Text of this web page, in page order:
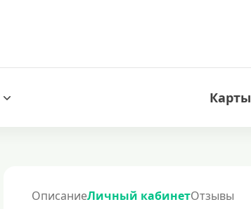
Карты
ОписаниеЛичный кабинетОтзывы